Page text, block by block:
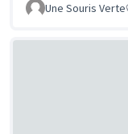
Une Souris Verte